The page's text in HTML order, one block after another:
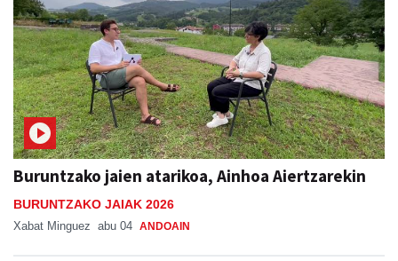
Buruntzako jaien atarikoa, Ainhoa Aiertzarekin
BURUNTZAKO JAIAK 2026
Xabat Minguez abu 04 ANDOAIN